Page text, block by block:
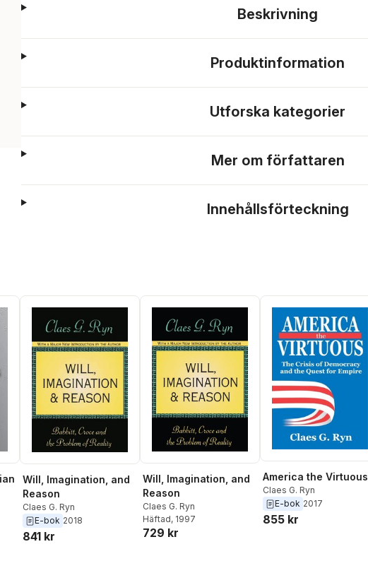
Beskrivning
Produktinformation
Utforska kategorier
Mer om författaren
Innehållsförteckning
Will, Imagination, and
Reason
Claes G. Ryn
E-bok 2018
841 kr
Will, Imagination, and
Reason
Claes G. Ryn
Häftad, 1997
729 kr
America the Virtuous
Claes G. Ryn
E-bok 2017
855 kr